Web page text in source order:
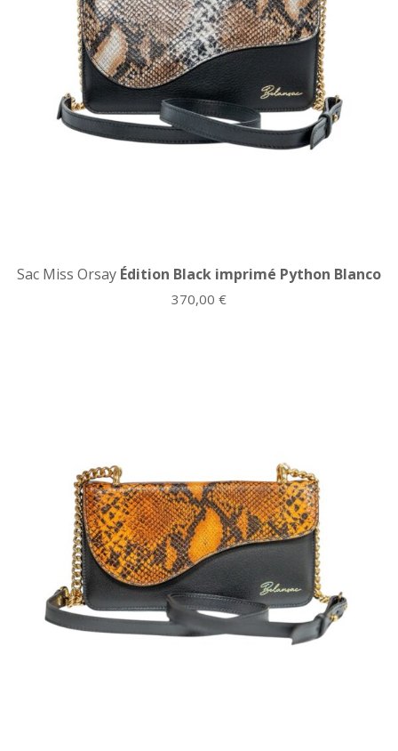
Sac Miss Orsay Édition Black imprimé Python Blanco
370,00 €